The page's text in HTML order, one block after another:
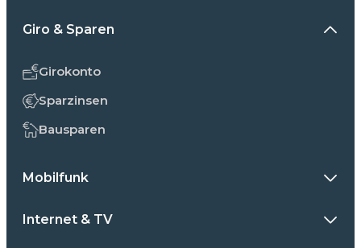
Giro & Sparen
Girokonto
Sparzinsen
Bausparen
Mobilfunk
Internet & TV